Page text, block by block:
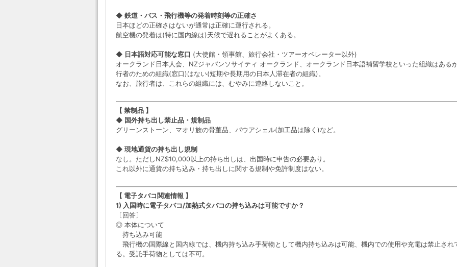
◆ 鉄道・バス・飛行機等の発着時刻等の正確さ
日本ほどの正確さはないが通常は正確に運行される。
航空機の発着は(特に国内線は)天候で遅れることがよくある。
◆ 日本語対応可能な窓口 (大使館・領事館、旅行会社・ツアーオペレーター以外)
オークランド日本人会、NZジャパンソサイティ オークランド、オークランド日本語補習学校といった組織はある
行者のための組織(窓口)はない(短期や長期用の日本人滞在者の組織)。
なお、旅行者は、これらの組織には、むやみに連絡しないこと。
【 禁制品 】
◆ 国外持ち出し禁止品・規制品
グリーンストーン、マオリ族の骨董品、パウアシェル(加工品は除く)など。
◆ 現地通貨の持ち出し規制
なし。ただしNZ$10,000以上の持ち出しは、出国時に申告の必要あり。
これ以外に通貨の持ち込み・持ち出しに関する規制や免許制度はない。
【 電子タバコ関連情報 】
1) 入国時に電子タバコ/加熱式タバコの持ち込みは可能ですか？
〔回答〕
◎ 本体について
持ち込み可能
飛行機の国際線と国内線では、機内持ち込み手荷物として機内持ち込みは可能、機内での使用や充電は禁止され
る。受託手荷物としては不可。